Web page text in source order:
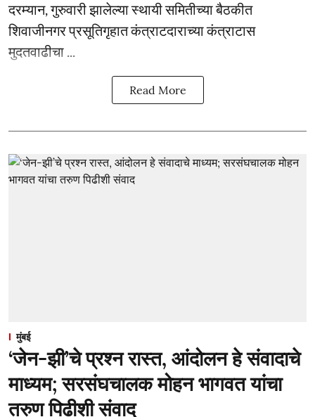
दरम्यान, गुरुवारी झालेल्या स्थायी समितीच्या बैठकीत
शिवाजीनगर प्रसूतिगृहात कंत्राटदाराच्या कंत्राटास
मुदतवाढीचा ...
Read More
मुंबई
‘जेन-झी’चे प्रश्न रास्त, आंदोलन हे संवादाचे
माध्यम; सरसंघचालक मोहन भागवत यांचा
तरुण पिढीशी संवाद